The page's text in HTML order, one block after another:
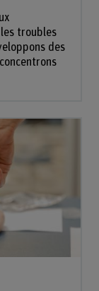
troubles
des